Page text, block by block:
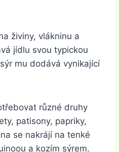
živiny, vlákninu a
jídlu svou typickou
mu dodává vynikající
různé druhy
patisony, papriky,
se nakrájí na tenké
a kozím sýrem.